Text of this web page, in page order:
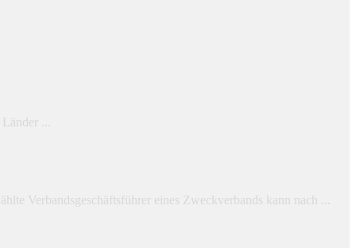
...
Verbandsgeschäftsführer eines Zweckverbands kann nach ...